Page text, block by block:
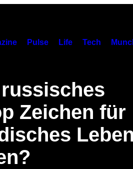
Pulse Life Tech
Zeichen für
Leben